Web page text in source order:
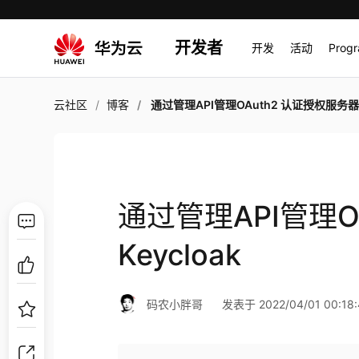
开发者 开发 活动
云社区 博客 通过管理API管理OAuth2 认证授权服务器
通过管理API管理
Keycloak
码农小胖哥 发表于 2022/04/01